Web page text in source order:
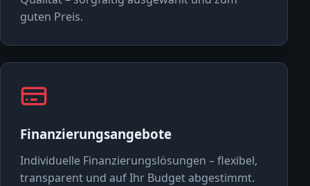
guten Preis.
Finanzierungsangebote
Individuelle Finanzierungslösungen – flexibel,
transparent und auf Ihr Budget abgestimmt.